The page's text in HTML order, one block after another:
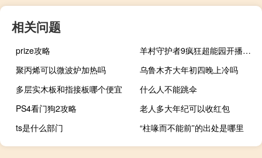
相关问题
prize攻略
羊村守护者9疯狂超能园开播时间 羊村守护者9疯狂超能营
聚丙烯可以微波炉加热吗
乌鲁木齐大年初四晚上冷吗
多层实木板和指接板哪个便宜
什么人不能跳伞
PS4看门狗2攻略
老人多大年纪可以收红包
ts是什么部门
“柱喙而不能前”的出处是哪里